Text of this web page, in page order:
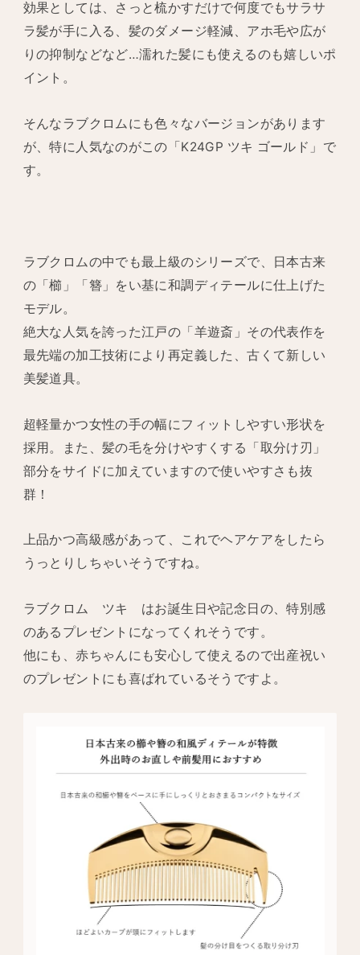
効果としては、さっと梳かすだけで何度でもサラサ
ラ髪が手に入る、髪のダメージ軽減、アホ毛や広が
りの抑制などなど…濡れた髪にも使えるのも嬉しいポ
イント。
そんなラブクロムにも色々なバージョンがあります
が、特に人気なのがこの「K24GP ツキ ゴールド」で
す。
ラブクロムの中でも最上級のシリーズで、日本古来
の「櫛」「簪」をい基に和調ディテールに仕上げた
モデル。
絶大な人気を誇った江戸の「羊遊斎」その代表作を
最先端の加工技術により再定義した、古くて新しい
美髪道具。
超軽量かつ女性の手の幅にフィットしやすい形状を
採用。また、髪の毛を分けやすくする「取分け刃」
部分をサイドに加えていますので使いやすさも抜
群！
上品かつ高級感があって、これでヘアケアをしたら
うっとりしちゃいそうですね。
ラブクロム ツキ はお誕生日や記念日の、特別感
のあるプレゼントになってくれそうです。
他にも、赤ちゃんにも安心して使えるので出産祝い
のプレゼントにも喜ばれているそうですよ。